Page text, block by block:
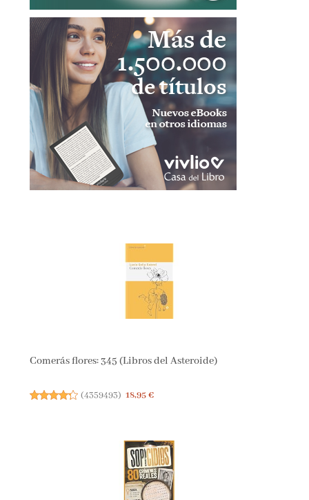
Comerás flores: 345 (Libros del Asteroide)
(4359493) 18,95 €